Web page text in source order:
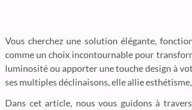
Vous cherchez une solution élégante,
comme un choix incontournable pour
luminosité ou apporter une touche design à
ses multiples déclinaisons, elle allie
Dans cet article, nous vous guidons à